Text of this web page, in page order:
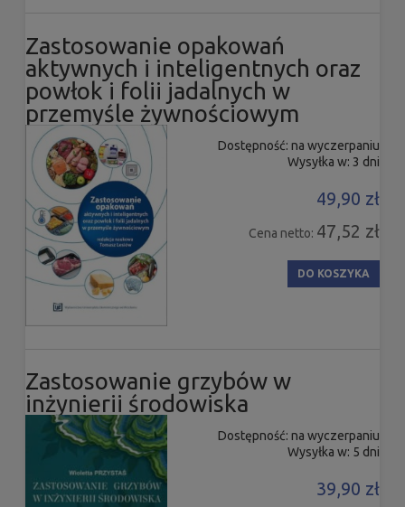
Zastosowanie opakowań
aktywnych i inteligentnych oraz
powłok i folii jadalnych w
przemyśle żywnościowym
Dostępność: na wyczerpaniu
Wysyłka w: 3 dni
49,90 zł
Cena netto: 47,52 zł
DO KOSZYKA
Zastosowanie grzybów w
inżynierii środowiska
Dostępność: na wyczerpaniu
Wysyłka w: 5 dni
39,90 zł